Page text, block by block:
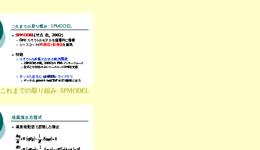
これまでの取り組み: SPMODEL